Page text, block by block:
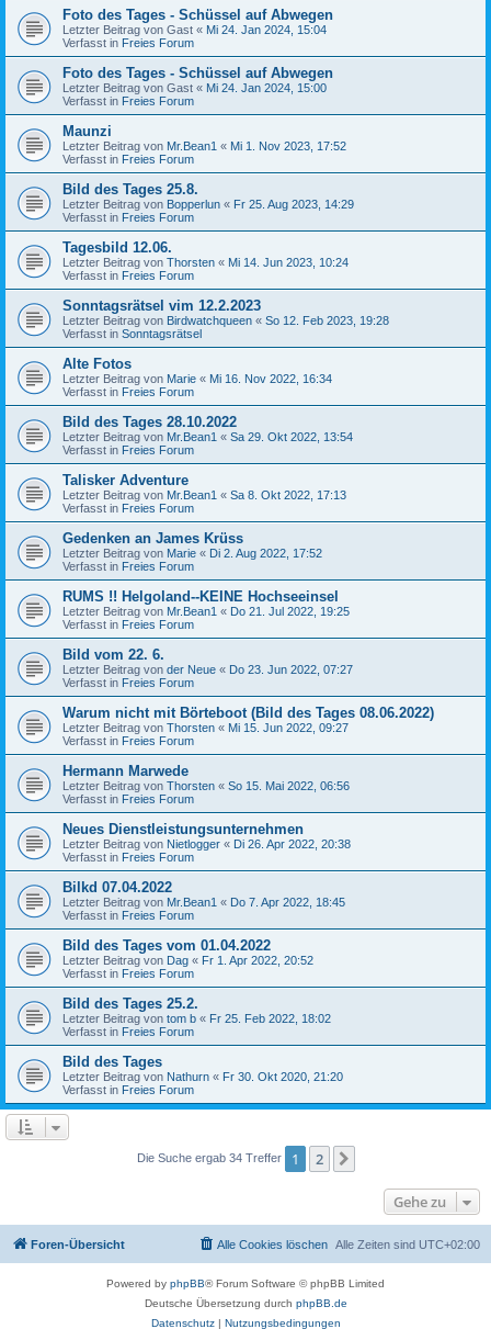
Foto des Tages - Schüssel auf Abwegen
Letzter Beitrag von Gast « Mi 24. Jan 2024, 15:04
Verfasst in Freies Forum
Foto des Tages - Schüssel auf Abwegen
Letzter Beitrag von Gast « Mi 24. Jan 2024, 15:00
Verfasst in Freies Forum
Maunzi
Letzter Beitrag von Mr.Bean1 « Mi 1. Nov 2023, 17:52
Verfasst in Freies Forum
Bild des Tages 25.8.
Letzter Beitrag von Bopperlun « Fr 25. Aug 2023, 14:29
Verfasst in Freies Forum
Tagesbild 12.06.
Letzter Beitrag von Thorsten « Mi 14. Jun 2023, 10:24
Verfasst in Freies Forum
Sonntagsrätsel vim 12.2.2023
Letzter Beitrag von Birdwatchqueen « So 12. Feb 2023, 19:28
Verfasst in Sonntagsrätsel
Alte Fotos
Letzter Beitrag von Marie « Mi 16. Nov 2022, 16:34
Verfasst in Freies Forum
Bild des Tages 28.10.2022
Letzter Beitrag von Mr.Bean1 « Sa 29. Okt 2022, 13:54
Verfasst in Freies Forum
Talisker Adventure
Letzter Beitrag von Mr.Bean1 « Sa 8. Okt 2022, 17:13
Verfasst in Freies Forum
Gedenken an James Krüss
Letzter Beitrag von Marie « Di 2. Aug 2022, 17:52
Verfasst in Freies Forum
RUMS !! Helgoland--KEINE Hochseeinsel
Letzter Beitrag von Mr.Bean1 « Do 21. Jul 2022, 19:25
Verfasst in Freies Forum
Bild vom 22. 6.
Letzter Beitrag von der Neue « Do 23. Jun 2022, 07:27
Verfasst in Freies Forum
Warum nicht mit Börteboot (Bild des Tages 08.06.2022)
Letzter Beitrag von Thorsten « Mi 15. Jun 2022, 09:27
Verfasst in Freies Forum
Hermann Marwede
Letzter Beitrag von Thorsten « So 15. Mai 2022, 06:56
Verfasst in Freies Forum
Neues Dienstleistungsunternehmen
Letzter Beitrag von Nietlogger « Di 26. Apr 2022, 20:38
Verfasst in Freies Forum
Bilkd 07.04.2022
Letzter Beitrag von Mr.Bean1 « Do 7. Apr 2022, 18:45
Verfasst in Freies Forum
Bild des Tages vom 01.04.2022
Letzter Beitrag von Dag « Fr 1. Apr 2022, 20:52
Verfasst in Freies Forum
Bild des Tages 25.2.
Letzter Beitrag von tom b « Fr 25. Feb 2022, 18:02
Verfasst in Freies Forum
Bild des Tages
Letzter Beitrag von Nathurn « Fr 30. Okt 2020, 21:20
Verfasst in Freies Forum
Die Suche ergab 34 Treffer 1 2
Gehe zu
Foren-Übersicht Alle Zeiten sind UTC+02:00
Alle Cookies löschen
Powered by phpBB® Forum Software © phpBB Limited
Deutsche Übersetzung durch phpBB.de
Datenschutz| Nutzungsbedingungen